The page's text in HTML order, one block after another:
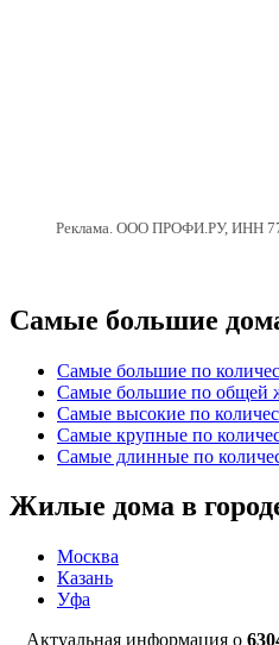
Реклама. ООО ПРОФИ.РУ, ИНН
Самые большие
Самые большие по
Самые большие по общей
Самые высокие по
Самые крупные по
Самые длинные по
Жилые дома в
Москва
Казань
Уфа
Актуальная информация о